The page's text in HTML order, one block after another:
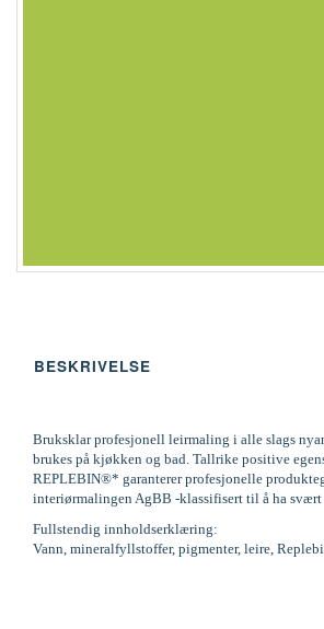
BESKRIVELSE
Bruksklar profesjonell leirmaling i alle slags
brukes på kjøkken og bad. Tallrike positive
REPLEBIN®* garanterer profesjonelle
interiørmalingen AgBB -klassifisert til å ha
Fullstendig innholdserklæring:
Vann, mineralfyllstoffer, pigmenter, leire,